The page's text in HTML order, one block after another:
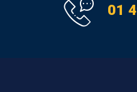
01